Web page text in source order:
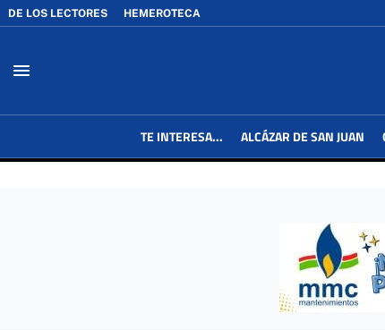
DE LOS LECTORES HEMEROTECA
menu
TE INTERESA... ALCÁZAR DE SAN JUAN